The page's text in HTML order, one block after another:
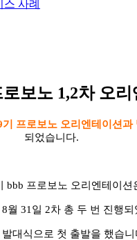
사례
보노 1,2차 오리
기 프로보노 오리엔테이션과
되었습니다.
bbb 프로보노 오리엔테이션
월 31일 2차 총 두 번 진행되
대식으로 첫 출발을 했습니